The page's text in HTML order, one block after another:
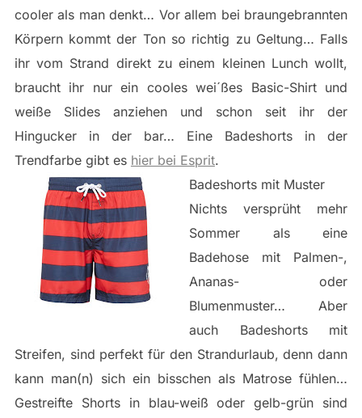
cooler als man denkt… Vor allem bei braungebrannten
Körpern kommt der Ton so richtig zu Geltung… Falls
ihr vom Strand direkt zu einem kleinen Lunch wollt,
braucht ihr nur ein cooles wei´ßes Basic-Shirt und
weiße Slides anziehen und schon seit ihr der
Hingucker in der bar… Eine Badeshorts in der
Trendfarbe gibt es hier bei Esprit.
Badeshorts mit Muster
Nichts versprüht mehr
Sommer als eine
Badehose mit Palmen-,
Ananas- oder
Blumenmuster… Aber
auch Badeshorts mit
Streifen, sind perfekt für den Strandurlaub, denn dann
kann man(n) sich ein bisschen als Matrose fühlen…
Gestreifte Shorts in blau-weiß oder gelb-grün sind